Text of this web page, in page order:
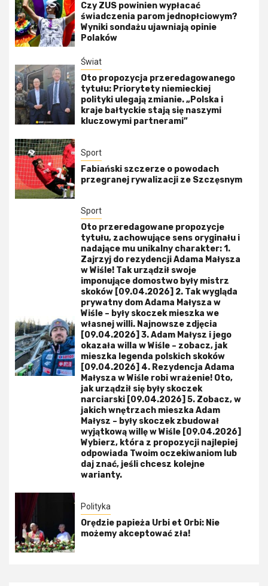
Czy ZUS powinien wypłacać
świadczenia parom jednopłciowym?
Wyniki sondażu ujawniają opinie
Polaków
Świat
Oto propozycja przeredagowanego
tytułu: Priorytety niemieckiej
polityki ulegają zmianie. „Polska i
kraje bałtyckie stają się naszymi
kluczowymi partnerami”
Sport
Fabiański szczerze o powodach
przegranej rywalizacji ze Szczęsnym
Sport
Oto przeredagowane propozycje
tytułu, zachowujące sens oryginału i
nadające mu unikalny charakter: 1.
Zajrzyj do rezydencji Adama Małysza
w Wiśle! Tak urządził swoje
imponujące domostwo były mistrz
skoków [09.04.2026] 2. Tak wygląda
prywatny dom Adama Małysza w
Wiśle – były skoczek mieszka we
własnej willi. Najnowsze zdjęcia
[09.04.2026] 3. Adam Małysz i jego
okazała willa w Wiśle – zobacz, jak
mieszka legenda polskich skoków
[09.04.2026] 4. Rezydencja Adama
Małysza w Wiśle robi wrażenie! Oto,
jak urządził się były skoczek
narciarski [09.04.2026] 5. Zobacz, w
jakich wnętrzach mieszka Adam
Małysz – były skoczek zbudował
wyjątkową willę w Wiśle [09.04.2026]
Wybierz, która z propozycji najlepiej
odpowiada Twoim oczekiwaniom lub
daj znać, jeśli chcesz kolejne
warianty.
Polityka
Orędzie papieża Urbi et Orbi: Nie
możemy akceptować zła!